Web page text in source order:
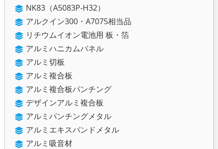
NK83（A5083P-H32）
アルクイン300・A7075相当品
リチウムイオン電池用 板・箔
アルミハニカムパネル
アルミ切板
アルミ複合板
アルミ複合板パンチング
デザインアルミ複合板
アルミパンチングメタル
アルミエキスパンドメタル
アルミ吸音材